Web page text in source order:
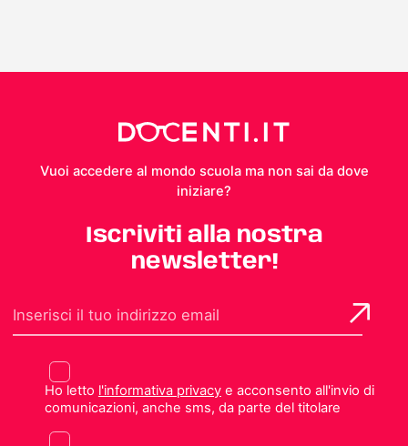
Vuoi accedere al mondo scuola ma non sai da dove
iniziare?
Iscriviti alla nostra
newsletter!
Ho letto l'informativa privacye acconsento all'invio di
comunicazioni, anche sms, da parte del titolare